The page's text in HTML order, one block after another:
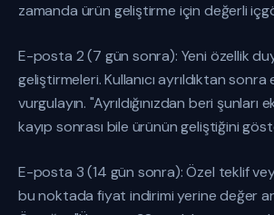
zamanda ürün geliştirme için değerli
E-posta 2 (7 gün sonra): Yeni özellik
geliştirmeleri. Kullanıcı ayrıldıktan
vurgulayın. "Ayrıldığınızdan beri şunları
kayıp sonrası bile ürünün geliştiğini
E-posta 3 (14 gün sonra): Özel teklif
bu noktada fiyat indirimi yerine değer